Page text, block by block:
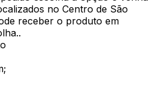
no Centro de São
receber o produto em